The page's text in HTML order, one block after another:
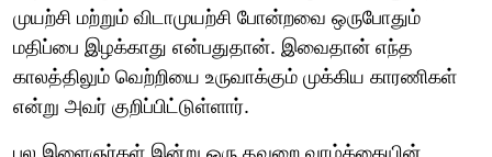
முயற்சி மற்றும் விடாமுயற்சி போன்றவை ஒருபோதும்
மதிப்பை இழக்காது என்பதுதான். இவைதான் எந்த
காலத்திலும் வெற்றியை உருவாக்கும் முக்கிய காரணிகள்
என்று அவர் குறிப்பிட்டுள்ளார்.
பல இளைஞர்கள் இன்று ஒரு தவறை வாழ்க்கையின்